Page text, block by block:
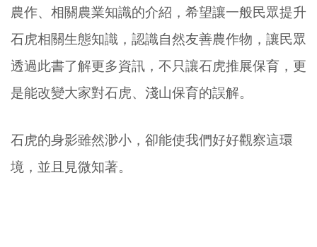
農作、相關農業知識的介紹，希望讓一般民眾提升
石虎相關生態知識，認識自然友善農作物，讓民眾
透過此書了解更多資訊，不只讓石虎推展保育，更
是能改變大家對石虎、淺山保育的誤解。
石虎的身影雖然渺小，卻能使我們好好觀察這環
境，並且見微知著。